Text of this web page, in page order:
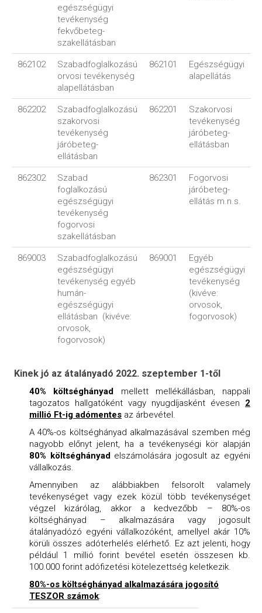
egészségügyi
tevékenység
fekvőbeteg-
szakellátásban
862102
Szabadfoglalkozású
orvosi tevékenység
alapellátásban
862101
Egészségügyi
alapellátás
862202
Szabadfoglalkozású
szakorvosi
tevékenység
járóbeteg-
ellátásban
862201
Szakorvosi
tevékenység
járóbeteg-
ellátásban
862302
Szabad
foglalkozású
egészségügyi
tevékenység
fogorvosi
szakellátásban
862301
Fogorvosi
járóbeteg-
ellátás m.n.s.
869003
Szabadfoglalkozású
egészségügyi
tevékenység egyéb
humán-
egészségügyi
ellátásban (kivéve:
orvosok,
fogorvosok)
869001
Egyéb
egészségügyi
tevékenység
(kivéve:
orvosok,
fogorvosok)
Kinek jó az átalányadó 2022. szeptember 1-től
40% költséghányad mellett mellékállásban, nappali
tagozatos hallgatóként vagy nyugdíjasként évesen 2
millió Ft-ig adómentes az árbevétel.
A 40%-os költséghányad alkalmazásával szemben még
nagyobb előnyt jelent, ha a tevékenységi kör alapján
80% költséghányadelszámolására jogosult az egyéni
vállalkozás.
Amennyiben az alábbiakben felsorolt valamely
tevékenységet vagy ezek közül több tevékenységet
végzel kizárólag, akkor a kedvezőbb – 80%-os
költséghányad – alkalmazására vagy jogosult
átalányadózó egyéni vállalkozóként, amellyel akár 10%
körüli összes adóterhelés elérhető. Ez azt jelenti, hogy
például 1 millió forint bevétel esetén összesen kb.
100.000 forint adófizetési kötelezettség keletkezik.
80%-os költséghányad alkalmazására jogosító
TESZOR számok: